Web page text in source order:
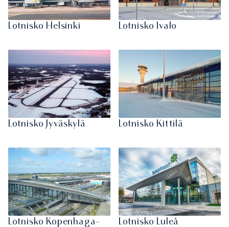
Lotnisko Helsinki Lotnisko Ivalo
Lotnisko Jyväskylä Lotnisko Kittilä
Lotnisko Kopenhaga- Lotnisko Luleå